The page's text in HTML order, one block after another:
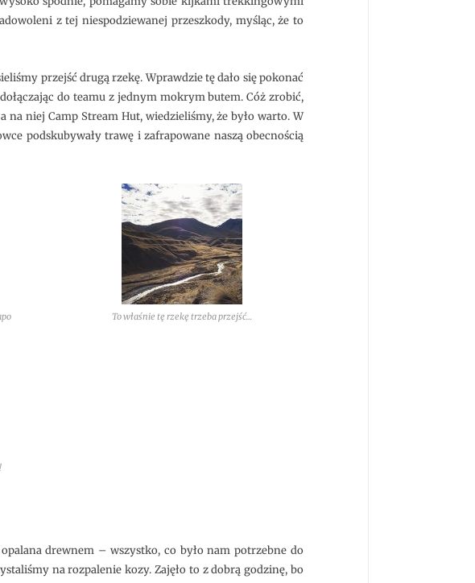
z tej niespodziewanej przeszkody, myśląc, że to
przejść drugą rzekę. Wprawdzie tę dało się pokonać
do teamu z jednym mokrym butem. Cóż zrobić,
niej Camp Stream Hut, wiedzieliśmy, że było warto. W
podskubywały trawę i zafrapowane naszą obecnością
To właśnie tę rzekę trzeba przejść…
drewnem – wszystko, co było nam potrzebne do
na rozpalenie kozy. Zajęło to z dobrą godzinę, bo